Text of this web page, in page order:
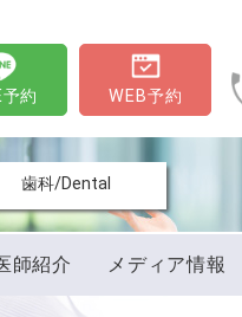
約 WEB予約
歯科/Dental
師紹介 メディア情報